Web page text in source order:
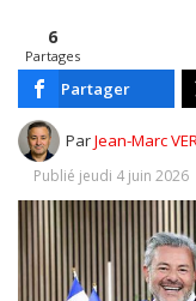
6
Partages
Partager
ParJean-Marc
Publié jeudi 4 juin 2026